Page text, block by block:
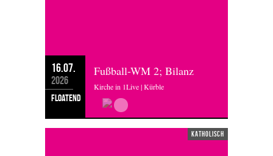
16.07.
2026
floatend
Fußball-WM 2; Bilanz
Kirche in 1Live | Kürble
katholisch